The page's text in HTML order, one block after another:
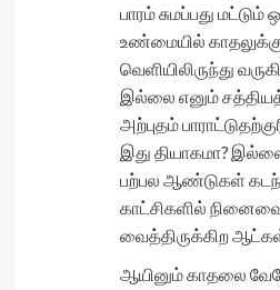
பாரம் சுமப்பது மட்டும்
உண்மையில்
வெளியிலிருந்து
இல்லை எனும்
அற்புதம்
இது தியாகமா?
பற்பல ஆண்டுகள்
காட்சிகளில்
வைத்திருக்கிற
ஆயினும் காதலை